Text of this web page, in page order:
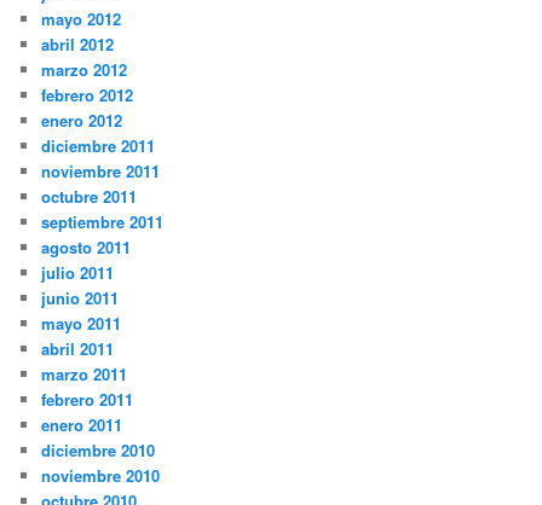
mayo 2012
abril 2012
marzo 2012
febrero 2012
enero 2012
diciembre 2011
noviembre 2011
octubre 2011
septiembre 2011
agosto 2011
julio 2011
junio 2011
mayo 2011
abril 2011
marzo 2011
febrero 2011
enero 2011
diciembre 2010
noviembre 2010